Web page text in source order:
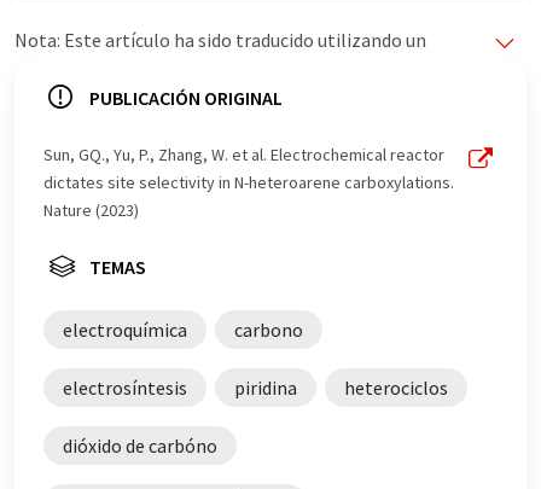
Nota: Este artículo ha sido traducido utilizando un
ofrece estas traducciones automáticas para presentar
este artículo ha sido traducido con traducción
automática, es posible que contenga errores de
vocabulario, sintaxis o gramática. El artículo original en
PUBLICACIÓN ORIGINAL
Sun, GQ., Yu, P., Zhang, W. et al. Electrochemical reactor
dictates site selectivity in N-heteroarene carboxylations.
Nature (2023)
TEMAS
electroquímica carbono
electrosíntesis piridina heterociclos
dióxido de carbóno